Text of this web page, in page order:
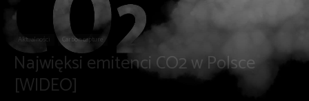
Aktualności Carbon capture
Najwięksi emitenci CO2 w Polsce
[WIDEO]